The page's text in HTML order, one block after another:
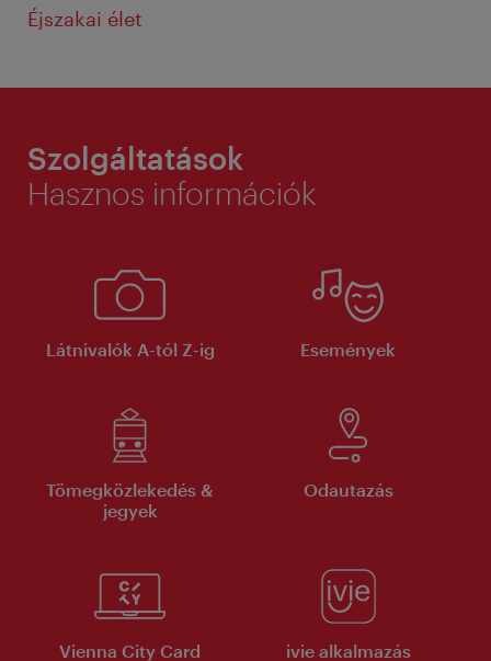
Éjszakai élet
Szolgáltatások
Hasznos információk
Látnivalók A-tól Z-ig Események
Tömegközlekedés &
jegyek
Odautazás
Vienna City Card ivie alkalmazás